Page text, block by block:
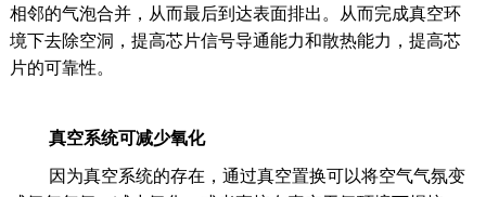
相邻的气泡合并，从而最后到达表面排出。从而完成真空环
境下去除空洞，提高芯片信号导通能力和散热能力，提高芯
片的可靠性。
真空系统可减少氧化
因为真空系统的存在，通过真空置换可以将空气气氛变